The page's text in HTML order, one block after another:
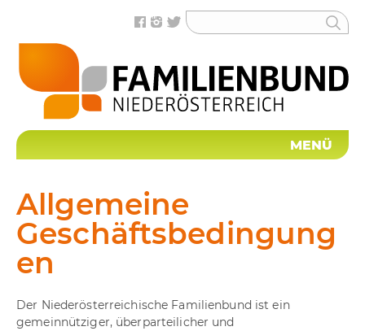
MENÜ
Allgemeine
Geschäftsbedingung
en
Der Niederösterreichische Familienbund ist ein
gemeinnütziger, überparteilicher und